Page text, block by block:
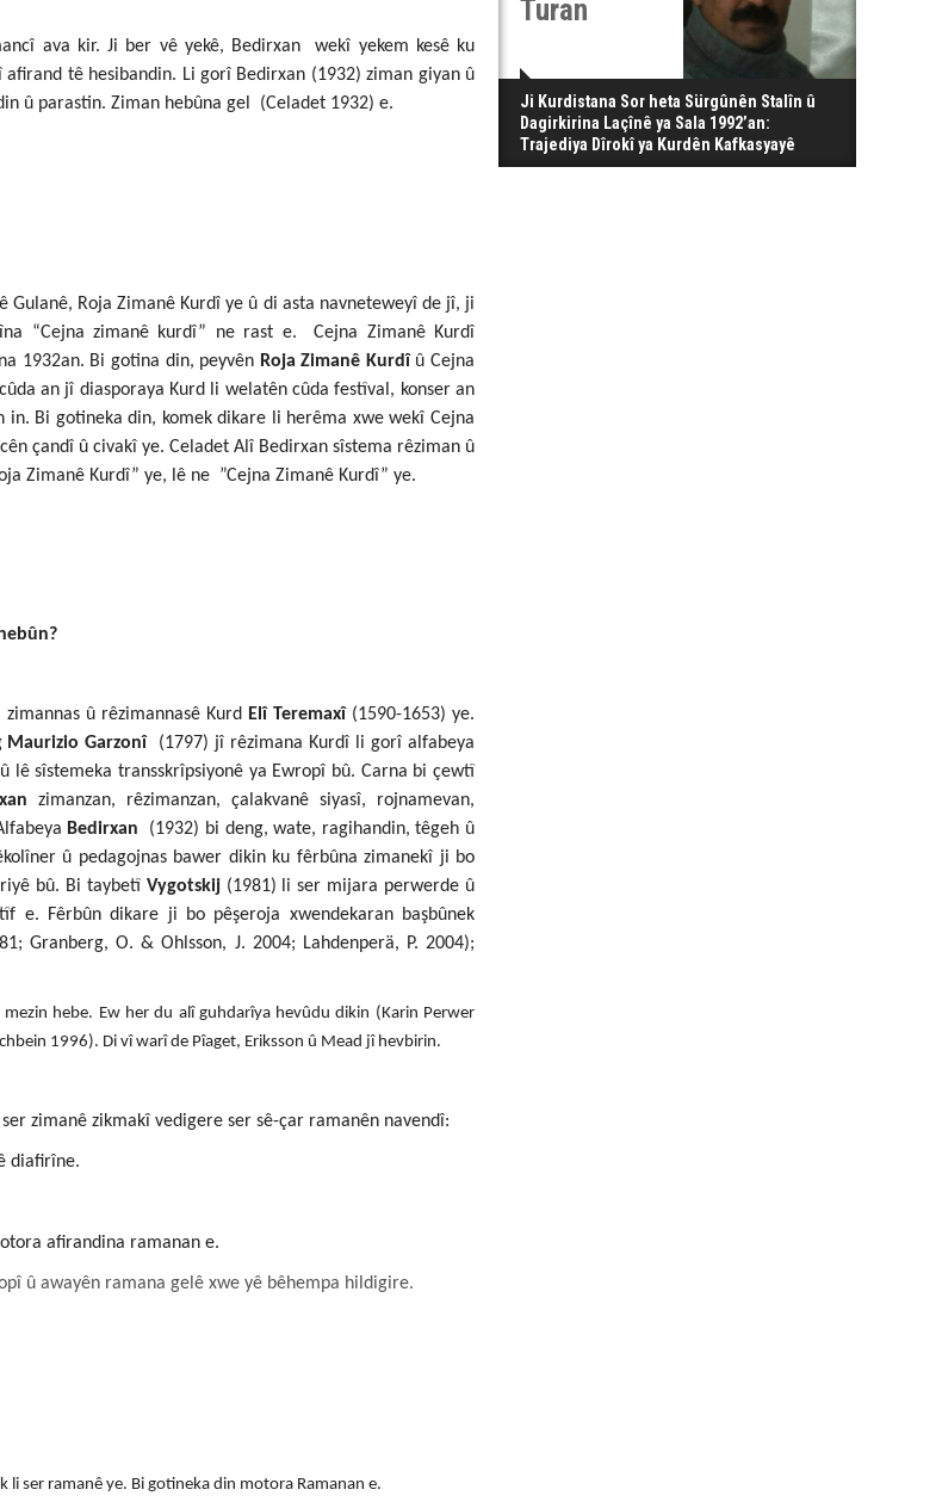
ava kir. Ji ber vê yekê, Bedirxan wekî yekem kesê ku
tê hesibandin. Li gorî Bedirxan (1932) ziman giyan û
û parastin. Ziman hebûna gel (Celadet 1932) e.
Gulanê, Roja Zimanê Kurdî ye û di asta navneteweyî de jî, ji
“Cejna zimanê kurdî” ne rast e. Cejna Zimanê Kurdî
1932an. Bi gotina din, peyvên Roja Zimanê Kurdîû Cejna
an jî diasporaya Kurd li welatên cûda festîval, konser an
Bi gotineka din, komek dikare li herêma xwe wekî Cejna
çandî û civakî ye. Celadet Alî Bedirxan sîstema rêziman û
Zimanê Kurdî” ye, lê ne ”Cejna Zimanê Kurdî” ye.
û rêzimannasê Kurd Elî Teremaxî(1590-1653) ye.
Maurizio Garzonî(1797) jî rêzimana Kurdî li gorî alfabeya
lê sîstemeka transskrîpsiyonê ya Ewropî bû. Carna bi çewtî
zimanzan, rêzimanzan, çalakvanê siyasî, rojnamevan,
Bedirxan
(1932) bi deng, wate, ragihandin, têgeh û
û pedagojnas bawer dikin ku fêrbûna zimanekî ji bo
bû. Bi taybetî Vygotskij(1981) li ser mijara perwerde û
e. Fêrbûn dikare ji bo pêşeroja xwendekaran başbûnek
Granberg, O. & Ohlsson, J. 2004; Lahdenperä, P. 2004);
hebe. Ew her du alî guhdarîya hevûdu dikin (Karin Perwer
1996). Di vî warî de Pîaget, Eriksson û Mead jî hevbirin.
zimanê zikmakî vedigere ser sê-çar ramanên navendî:
diafirîne.
afirandina ramanan e.
î û awayên ramana gelê xwe yê bêhempa hildigire.
ser ramanê ye. Bi gotineka din motora Ramanan e.
Turan
Ji Kurdistana Sor heta Sürgûnên Stalîn û
Dagirkirina Laçînê ya Sala 1992’an:
Trajediya Dîrokî ya Kurdên Kafkasyayê